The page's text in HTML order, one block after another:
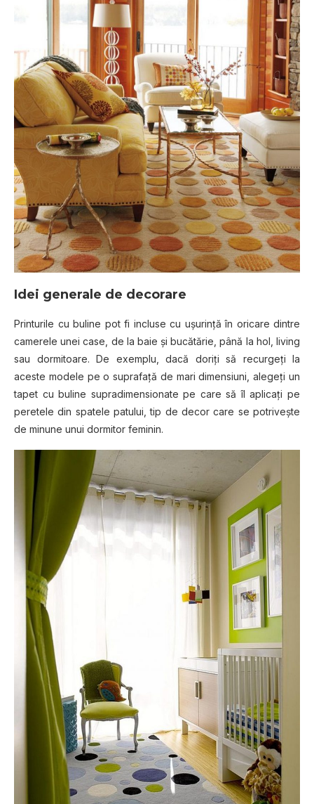
Idei generale de decorare
Printurile cu buline pot fi incluse cu ușurință în oricare dintre
camerele unei case, de la baie și bucătărie, până la hol, living
sau dormitoare. De exemplu, dacă doriți să recurgeți la
aceste modele pe o suprafață de mari dimensiuni, alegeți un
tapet cu buline supradimensionate pe care să îl aplicați pe
peretele din spatele patului, tip de decor care se potrivește
de minune unui dormitor feminin.